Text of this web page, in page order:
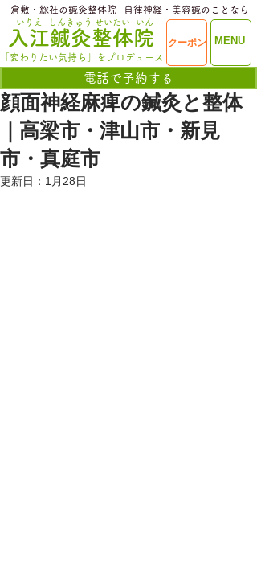
ME
​入江鍼灸整体院
いりえ
MENU
クーポン
電話で予約する
せいたい
しんきゅう いん
「変わりたい気持ち」をプロデュース
​倉敷・総社の鍼灸整体院 ​自律神経・美容鍼のことなら
顔面神経麻痺の鍼灸と整体
｜高梁市・津山市・新見
市・真庭市
更新日： 1月28日